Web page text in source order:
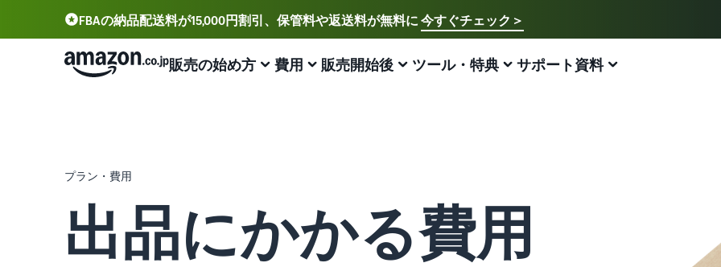
FBAの納品配送料が15,000円割引、保管料や返送料が無料に 今すぐチェック＞
ご希望の言語を選択してください
English - US
販売の始め方
セラーセントラルにログインする スタートダッシュ成功パック
最初の１年間で約6倍の売上を目指す方法
費用
出品プランと基本手数料を確認
カテゴリーごとの販売手数料
カテゴリーごとの販売手数料を確認
FBA在庫の費用見積もり
FBA在庫の保管・出荷費用シミュレーション
販売開始後
商品の保管・発送・返品対応を代行
出品者様による自社配送
配送距離やコストに応じて柔軟に対応 法人向けに販売をする (Amazonビジネス)
ビジネス購買者向けに販売を拡大
ツール・特典
出品、価格設定、注文管理まで商品管理や販売を行うツ
Amazon出品アプリ
スマホで出品・注文管理が可能な無料Amazonセラーア
新規出品者向け特典
最大787.5万円分の還元
サポート資料
出品開始に役立つガイドブックを提供
Amazon出品大学
ビジネスの成功をサポートする無料の学習プログラム
ネット販売について
ネット販売の基本ステップを紹介
プラン・費用
出品にかかる費用